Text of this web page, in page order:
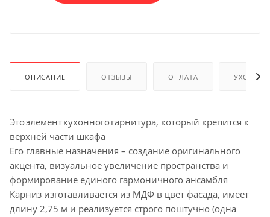
ОПИСАНИЕ ОТЗЫВЫ ОПЛАТА УХОД И
Это элемент кухонного гарнитура, который крепится к
верхней части шкафа
Его главные назначения – создание оригинального
акцента, визуальное увеличение пространства и
формирование единого гармоничного ансамбля
Карниз изготавливается из МДФ в цвет фасада, имеет
длину 2,75 м и реализуется строго поштучно (одна